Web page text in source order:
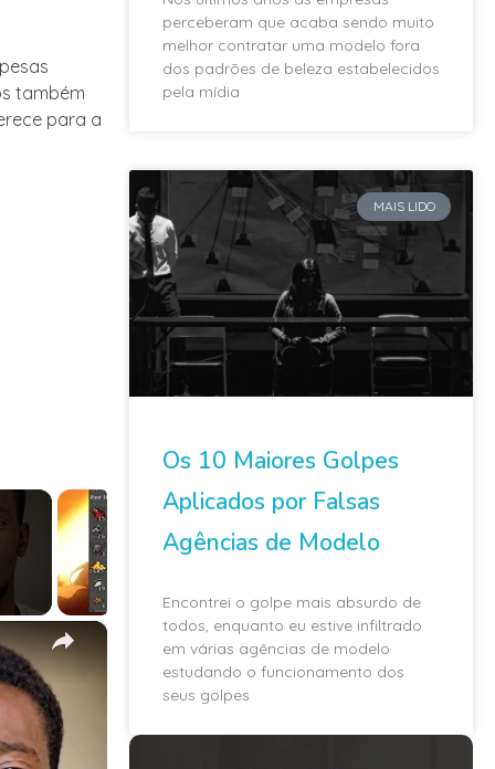
também
para a
×
perceberam que acaba sendo muito
melhor contratar uma modelo fora
dos padrões de beleza estabelecidos
pela mídia
MAIS LIDO
Os 10 Maiores Golpes
Aplicados por Falsas
Agências de Modelo
Encontrei o golpe mais absurdo de
todos, enquanto eu estive infiltrado
em várias agências de modelo
estudando o funcionamento dos
seus golpes